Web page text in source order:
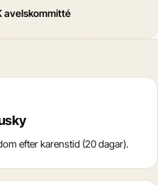
avelskommitté
efter karenstid (20 dagar).